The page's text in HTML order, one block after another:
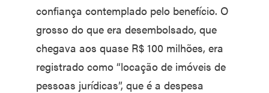
confiança contemplado pelo benefício. O
grosso do que era desembolsado, que
chegava aos quase R$ 100 milhões, era
registrado como “locação de imóveis de
pessoas jurídicas”, que é a despesa